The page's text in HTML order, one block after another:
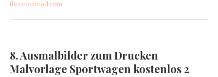
therebelroad.com
8. Ausmalbilder zum Drucken
Malvorlage Sportwagen kostenlos 2